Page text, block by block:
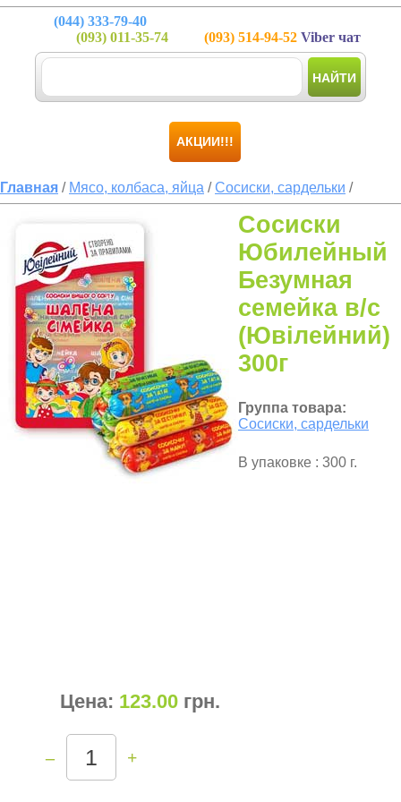
(044) 333-79-40
(093) 011-35-74 (093) 514-94-52 Viber чат
НАЙТИ
АКЦИИ!!!
Главная / Мясо, колбаса, яйца /Сосиски, сардельки /
Сосиски
Юбилейный
Безумная
семейка в/с
(Ювілейний)
300г
Группа товара:
Сосиски, сардельки
В упаковке : 300 г.
Цена: 123.00 грн.
– +